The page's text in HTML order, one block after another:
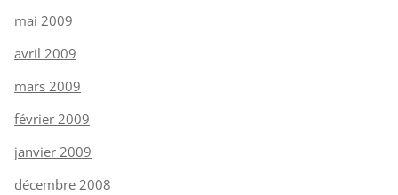
mai 2009
avril 2009
mars 2009
février 2009
janvier 2009
décembre 2008